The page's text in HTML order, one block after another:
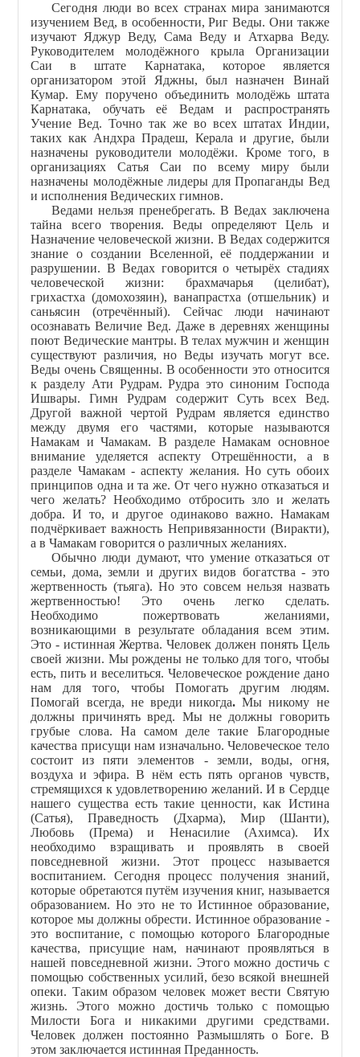
Сегодня люди во всех странах мира занимаются
изучением Вед, в особенности, Риг Веды. Они также
изучают Яджур Веду, Сама Веду и Атхарва Веду.
Руководителем молодёжного крыла Организации
Саи в штате Карнатака, которое является
организатором этой Яджны, был назначен Винай
Кумар. Ему поручено объединить молодёжь штата
Карнатака, обучать её Ведам и распространять
Учение Вед. Точно так же во всех штатах Индии,
таких как Андхра Прадеш, Керала и другие, были
назначены руководители молодёжи. Кроме того, в
организациях Сатья Саи по всему миру были
назначены молодёжные лидеры для Пропаганды Вед
и исполнения Ведических гимнов.
Ведами нельзя пренебрегать. В Ведах заключена
тайна всего творения. Веды определяют Цель и
Назначение человеческой жизни. В Ведах содержится
знание о создании Вселенной, её поддержании и
разрушении. В Ведах говорится о четырёх стадиях
человеческой жизни: брахмачарья (целибат),
грихастха (домохозяин), ванапрастха (отшельник) и
саньясин (отречённый). Сейчас люди начинают
осознавать Величие Вед. Даже в деревнях женщины
поют Ведические мантры. В телах мужчин и женщин
существуют различия, но Веды изучать могут все.
Веды очень Священны. В особенности это относится
к разделу Ати Рудрам. Рудра это синоним Господа
Ишвары. Гимн Рудрам содержит Суть всех Вед.
Другой важной чертой Рудрам является единство
между двумя его частями, которые называются
Намакам и Чамакам. В разделе Намакам основное
внимание уделяется аспекту Отрешённости, а в
разделе Чамакам - аспекту желания. Но суть обоих
принципов одна и та же. От чего нужно отказаться и
чего желать? Необходимо отбросить зло и желать
добра. И то, и другое одинаково важно. Намакам
подчёркивает важность Непривязанности (Виракти),
а в Чамакам говорится о различных желаниях.
Обычно люди думают, что умение отказаться от
семьи, дома, земли и других видов богатства - это
жертвенность (тьяга). Но это совсем нельзя назвать
жертвенностью! Это очень легко сделать.
Необходимо пожертвовать желаниями,
возникающими в результате обладания всем этим.
Это - истинная Жертва. Человек должен понять Цель
своей жизни. Мы рождены не только для того, чтобы
есть, пить и веселиться. Человеческое рождение дано
нам для того, чтобы Помогать другим людям.
Помогай всегда, не вреди никогда. Мы никому не
должны причинять вред. Мы не должны говорить
грубые слова. На самом деле такие Благородные
качества присущи нам изначально. Человеческое тело
состоит из пяти элементов - земли, воды, огня,
воздуха и эфира. В нём есть пять органов чувств,
стремящихся к удовлетворению желаний. И в Сердце
нашего существа есть такие ценности, как Истина
(Сатья), Праведность (Дхарма), Мир (Шанти),
Любовь (Према) и Ненасилие (Ахимса). Их
необходимо взращивать и проявлять в своей
повседневной жизни. Этот процесс называется
воспитанием. Сегодня процесс получения знаний,
которые обретаются путём изучения книг, называется
образованием. Но это не то Истинное образование,
которое мы должны обрести. Истинное образование -
это воспитание, с помощью которого Благородные
качества, присущие нам, начинают проявляться в
нашей повседневной жизни. Этого можно достичь с
помощью собственных усилий, безо всякой внешней
опеки. Таким образом человек может вести Святую
жизнь. Этого можно достичь только с помощью
Милости Бога и никакими другими средствами.
Человек должен постоянно Размышлять о Боге. В
этом заключается истинная Преданность.